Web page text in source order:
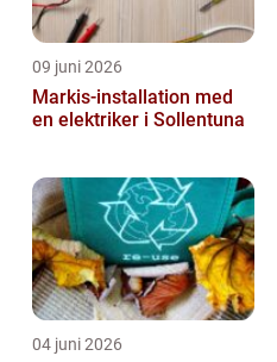
09 juni 2026
Markis-installation med
en elektriker i Sollentuna
04 juni 2026